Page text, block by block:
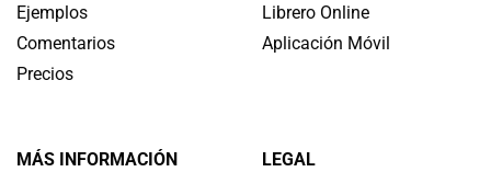
Ejemplos
Comentarios
Precios
Librero Online
Aplicación Móvil
MÁS INFORMACIÓN
LEGAL